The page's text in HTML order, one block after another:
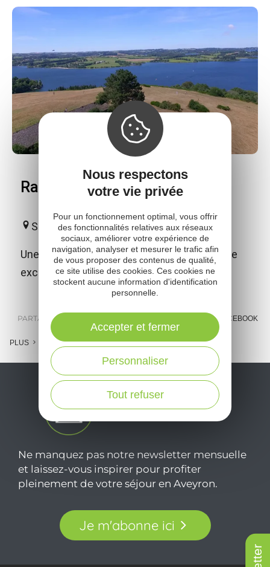
Randonnée "Vierge des Lacs"
Salles-Curan
Une balade familiale qui offre un point de vue
exceptionnel sur le lac de Pareloup.
PARTAGER : FACEBOOK
PLUS
Ne manquez pas notre newsletter mensuelle
et laissez-vous inspirer pour profiter
pleinement de votre séjour en Aveyron.
Je m'abonne ici
Nous respectons
votre vie privée
Pour un fonctionnement optimal, vous offrir
des fonctionnalités relatives aux réseaux
sociaux, améliorer votre expérience de
navigation, analyser et mesurer le trafic afin
de vous proposer des contenus de qualité,
ce site utilise des cookies. Ces cookies ne
stockent aucune information d'identification
personnelle.
Tout refuser
Personnaliser
Accepter et fermer